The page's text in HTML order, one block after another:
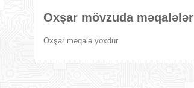
Oxşar mövzuda məqalələr
Oxşar məqalə yoxdur